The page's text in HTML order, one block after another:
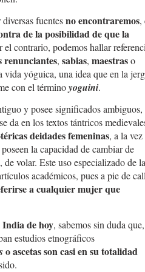
fuentesno encontraremos,
de la posibilidad de que la
el contrario, podemos hallar
renunciantes, sabias, maestraso
vida yóguica, una idea que en la
con el términoyoguini.
y posee significados ambiguos,
da en los textos tántricos
deidades femeninas, a la vez
la capacidad de cambiar de
volar. Este uso especializado de la
académicos, pues a pie de
a cualquier mujer que
Indiade hoy, sabemos sin duda
estudios etnográficos
o ascetas son casi en su totalidad